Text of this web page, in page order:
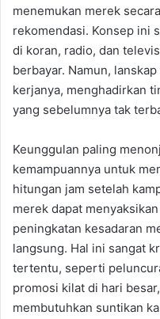
menemukan merek
rekomendasi. Konsep ini
di koran, radio, dan
berbayar. Namun,
kerjanya, menghadirkan
yang sebelumnya tak
Keunggulan paling
kemampuannya untuk
hitungan jam setelah
merek dapat
peningkatan kesadaran
langsung. Hal ini sangat
tertentu, seperti
promosi kilat di hari
membutuhkan suntikan